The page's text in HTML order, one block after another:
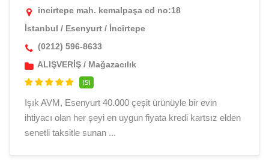
incirtepe mah. kemalpaşa cd no:18
İstanbul / Esenyurt / İncirtepe
(0212) 596-8633
ALIŞVERİŞ / Mağazacılık
(5)
Işık AVM, Esenyurt 40.000 çeşit ürünüyle bir evin
ihtiyacı olan her şeyi en uygun fiyata kredi kartsız elden
senetli taksitle sunan ...